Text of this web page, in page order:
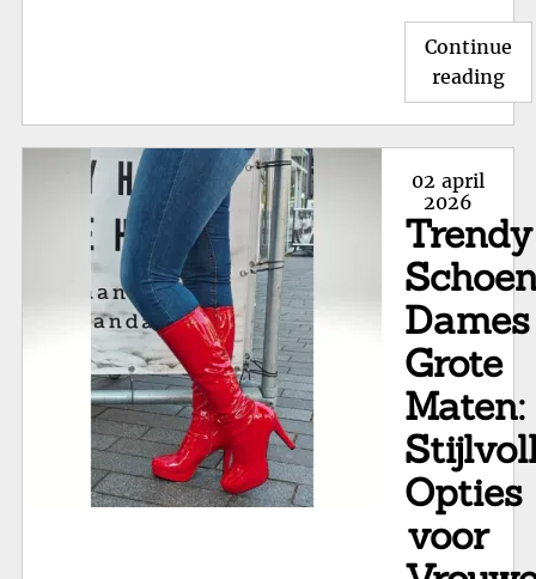
Continue
reading
de
Posted
on
02 april
2026
Trendy
Dames
Grote
Maten:
Opties
voor